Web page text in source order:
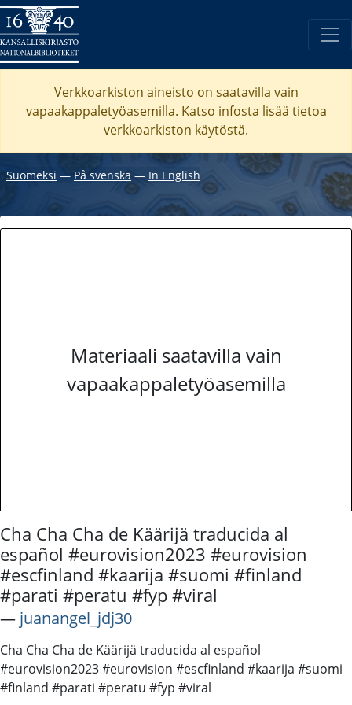
Verkkoarkiston aineisto on saatavilla vain
vapaakappaletyöasemilla. Katso infosta lisää tietoa
verkkoarkiston käytöstä.
Suomeksi ― På svenska ― In English
Materiaali saatavilla vain
vapaakappaletyöasemilla
Cha Cha Cha de Käärijä traducida al
español #eurovision2023 #eurovision
#escfinland #kaarija #suomi #finland
#parati #peratu #fyp #viral
― juanangel_jdj30
Cha Cha Cha de Käärijä traducida al español
#eurovision2023 #eurovision #escfinland #kaarija #suomi
#finland #parati #peratu #fyp #viral